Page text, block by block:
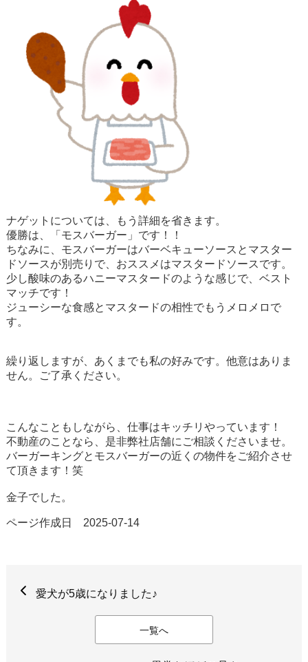
ナゲットについては、もう詳細を省きます。
優勝は、「モスバーガー」です！！
ちなみに、モスバーガーはバーベキューソースとマスター
ドソースが別売りで、おススメはマスタードソースです。
少し酸味のあるハニーマスタードのような感じで、ベスト
マッチです！
ジューシーな食感とマスタードの相性でもうメロメロで
す。
繰り返しますが、あくまでも私の好みです。他意はありま
せん。ご了承ください。
こんなこともしながら、仕事はキッチリやっています！
不動産のことなら、是非弊社店舗にご相談くださいませ。
バーガーキングとモスバーガーの近くの物件をご紹介させ
て頂きます！笑
金子でした。
ページ作成日 2025-07-14
愛犬が5歳になりました♪
一覧へ